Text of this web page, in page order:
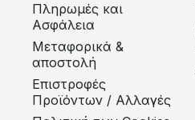
Πληρωμές και
Ασφάλεια
Μεταφορικά &
αποστολή
Eπιστροφές
Προϊόντων / Αλλαγές